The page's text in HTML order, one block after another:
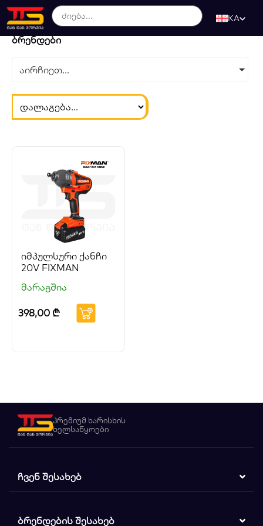
KA
ბრენდები
აირჩიეთ...
იმპულსური ქანჩი
20V FIXMAN
მარაგშია
398,00 ₾
პრემიუმ ხარისხის
ხელსაწყოები
ᲩᲕᲔᲜ ᲨᲔᲡᲐᲮᲔᲑ
ᲑᲠᲔᲜᲓᲔᲑᲘᲡ ᲨᲔᲡᲐᲮᲔᲑ